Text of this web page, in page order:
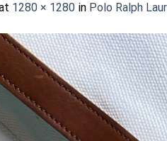
1280 × 1280 in Polo Ralph